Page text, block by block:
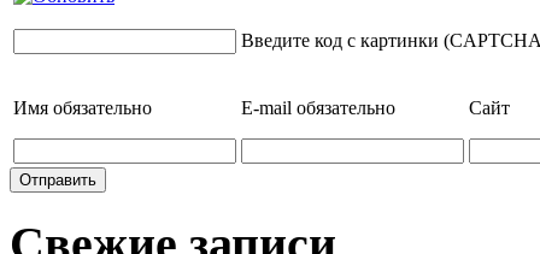
Введите код с картинки
Имя обязательно E-mail обязательно Сайт